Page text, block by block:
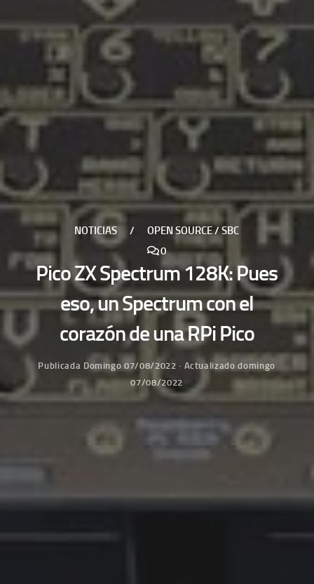
NOTICIAS /
OPEN SOURCE / SBC
0
Pico ZX Spectrum 128K: Pues
eso, un Spectrum con el
corazón de una RPi Pico
Publicada Domingo 07/08/2022 · Actualizadodomingo
07/08/2022